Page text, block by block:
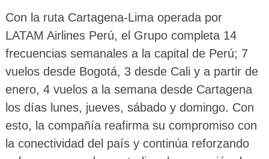
Con la ruta Cartagena-Lima operada por
LATAM Airlines Perú, el Grupo completa 14
frecuencias semanales a la capital de Perú; 7
vuelos desde Bogotá, 3 desde Cali y a partir de
enero, 4 vuelos a la semana desde Cartagena
los días lunes, jueves, sábado y domingo. Con
esto, la compañía reafirma su compromiso con
la conectividad del país y continúa reforzando